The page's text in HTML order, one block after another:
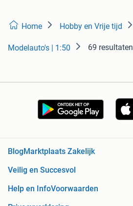
Home Hobby en Vrije tijd
Modelauto's | 1:50 69 resultaten
BlogMarktplaats Zakelijk
Veilig en Succesvol
Help en InfoVoorwaarden